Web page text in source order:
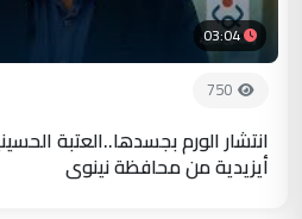
03:04
750
انتشار الورم بجسدها..العتبة
أيزيدية من محافظة نينوى